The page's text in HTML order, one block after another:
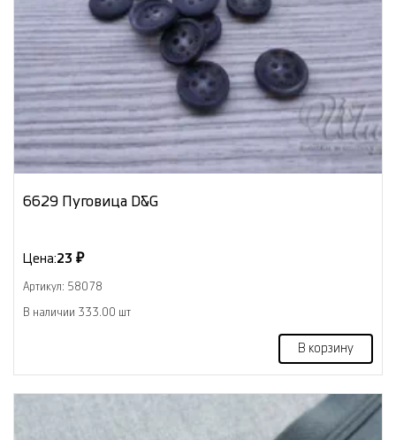
6629 Пуговица D&G
Цена:23 ₽
Артикул: 58078
В наличии 333.00 шт
В корзину